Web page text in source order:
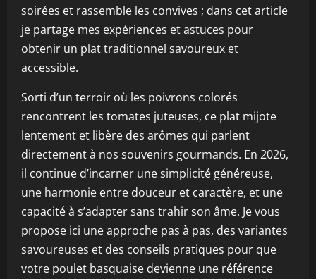
soirées et rassemble les convives ; dans cet article
je partage mes expériences et astuces pour
obtenir un plat traditionnel savoureux et
accessible.
Sorti d’un terroir où les poivrons colorés
rencontrent les tomates juteuses, ce plat mijote
lentement et libère des arômes qui parlent
directement à nos souvenirs gourmands. En 2026,
il continue d’incarner une simplicité généreuse,
une harmonie entre douceur et caractère, et une
capacité à s’adapter sans trahir son âme. Je vous
propose ici une approche pas à pas, des variantes
savoureuses et des conseils pratiques pour que
votre poulet basquaise devienne une référence